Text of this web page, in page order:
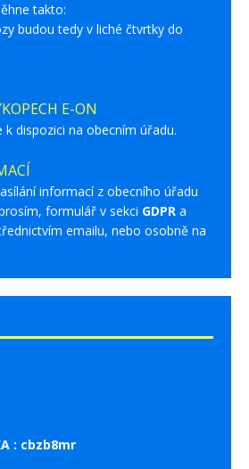
takto:
budou tedy v liché čtvrtky do
E-ON
dispozici na obecním úřadu.
informací z obecního úřadu
formulář v sekci GDPR a
emailu, nebo osobně na
: cbzb8mr